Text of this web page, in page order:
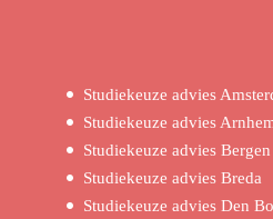
Studiekeuze advies
Studiekeuze advies
Studiekeuze advies Bergen
Studiekeuze advies Breda
Studiekeuze advies Den